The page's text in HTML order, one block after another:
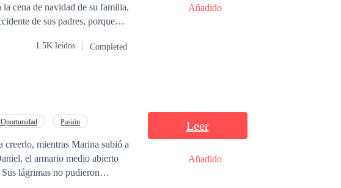
la cena de navidad de su familia.
de sus padres, porque
Y nada volverá a ser igual.
1.5K leídos Completed
Añadido
Pasión
mientras Marina subió a
el armario medio abierto
lágrimas no pudieron
Leer
Añadido